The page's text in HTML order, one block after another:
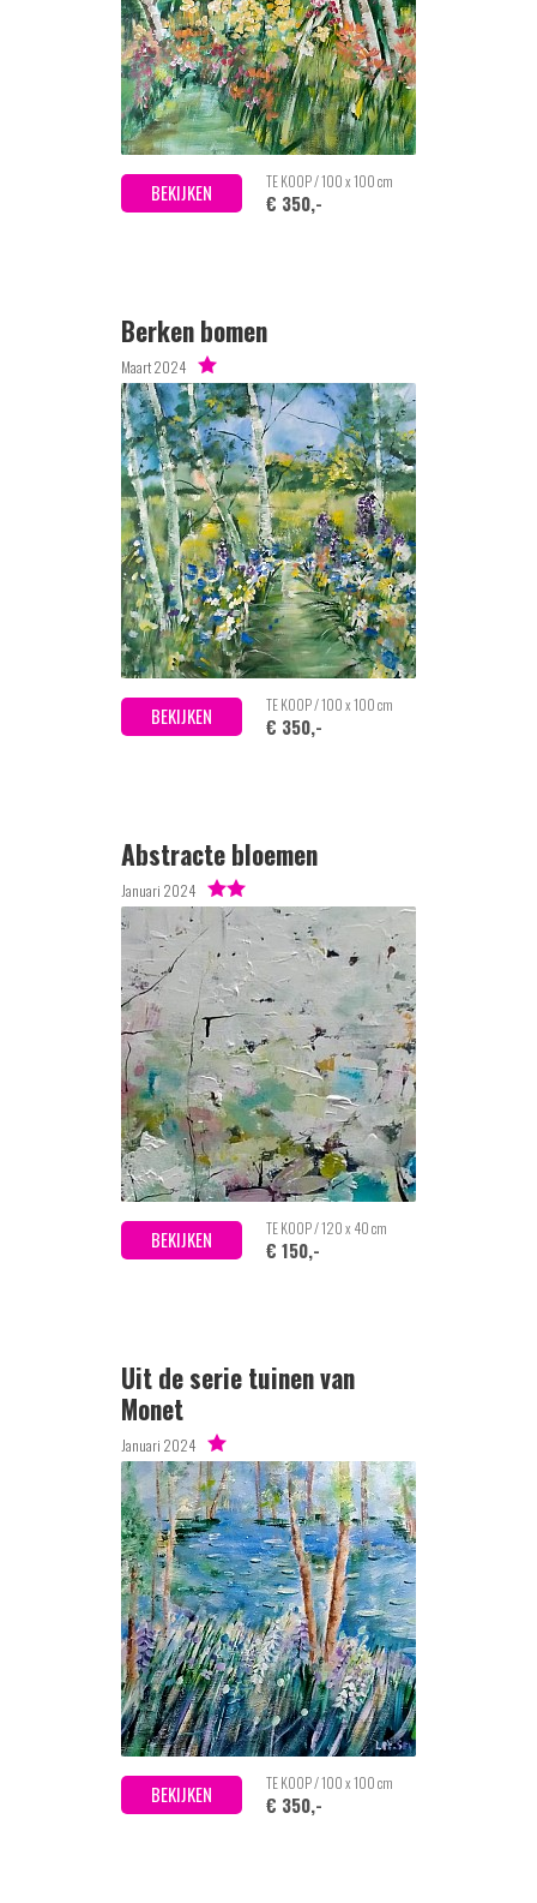
BEKIJKEN TE KOOP / 100 x 100 cm
€ 350,-
Berken bomen
Maart 2024
BEKIJKEN TE KOOP / 100 x 100 cm
€ 350,-
Abstracte bloemen
Januari 2024
BEKIJKEN TE KOOP / 120 x 40 cm
€ 150,-
Uit de serie tuinen van
Monet
Januari 2024
BEKIJKEN TE KOOP / 100 x 100 cm
€ 350,-